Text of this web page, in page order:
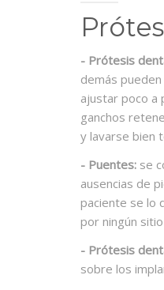
- Prótesis
demás
ajustar poco a
ganchos
y lavarse bien
- Puentes: se
ausencias de
paciente se lo
por ningún
- Prótesis
sobre los